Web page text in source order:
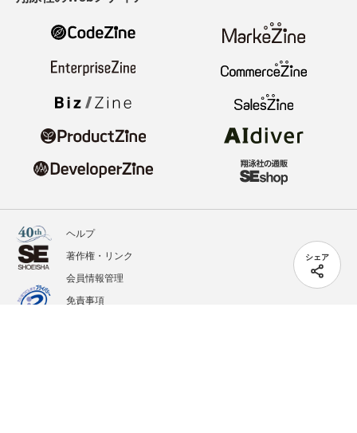
シェア
ヘルプ
著作権・リンク
会員情報管理
免責事項